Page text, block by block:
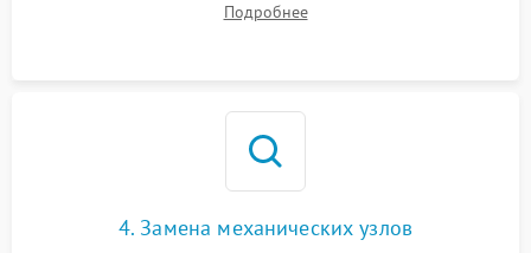
Восстановление целостности проводки и контактов.
Подробнее
4. Замена механических узлов